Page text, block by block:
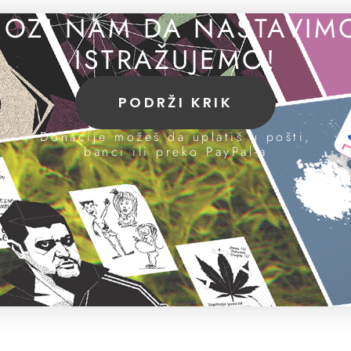
NAM DA
ISTRAŽUJEMO!
PODRŽI KRIK
Donacije možeš da uplatiš u pošti,
banci ili preko PayPal-a